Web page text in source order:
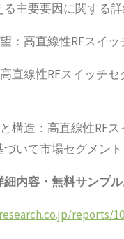
主要要因に関する詳
：高直線性RFスイ
直線性RFスイッチ
構造：高直線性RF
いて市場セグメント
細内容・無料サンプ
reports/